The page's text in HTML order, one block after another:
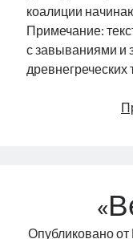
коалиции
Примечание:
с завываниями и
древнегреческих
Опубликовано от